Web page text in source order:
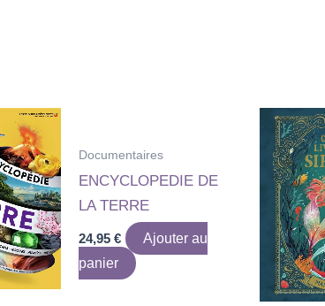
Documentaires
ENCYCLOPEDIE DE
LA TERRE
24,95€
Ajouter au
panier